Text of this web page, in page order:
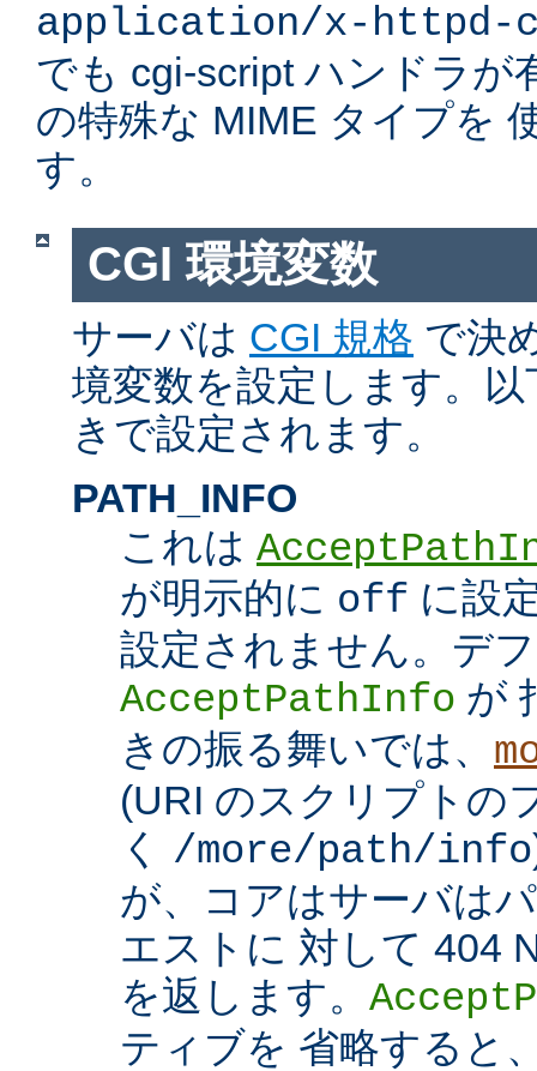
application/x-httpd-
でも cgi-script ハンドラが
の特殊な MIME タイプを
す。
CGI 環境変数
サーバは CGI 規格 で決
境変数を設定します。
きで設定されます。
PATH_INFO
これは
が明示的に off に設
設定されません。デ
AcceptPathInfo が
きの振る舞いでは、
(URI のスクリプトの
く /more/path/info
が、コアはサーバは
エストに 対して 404
を返します。
ティブを 省略すると